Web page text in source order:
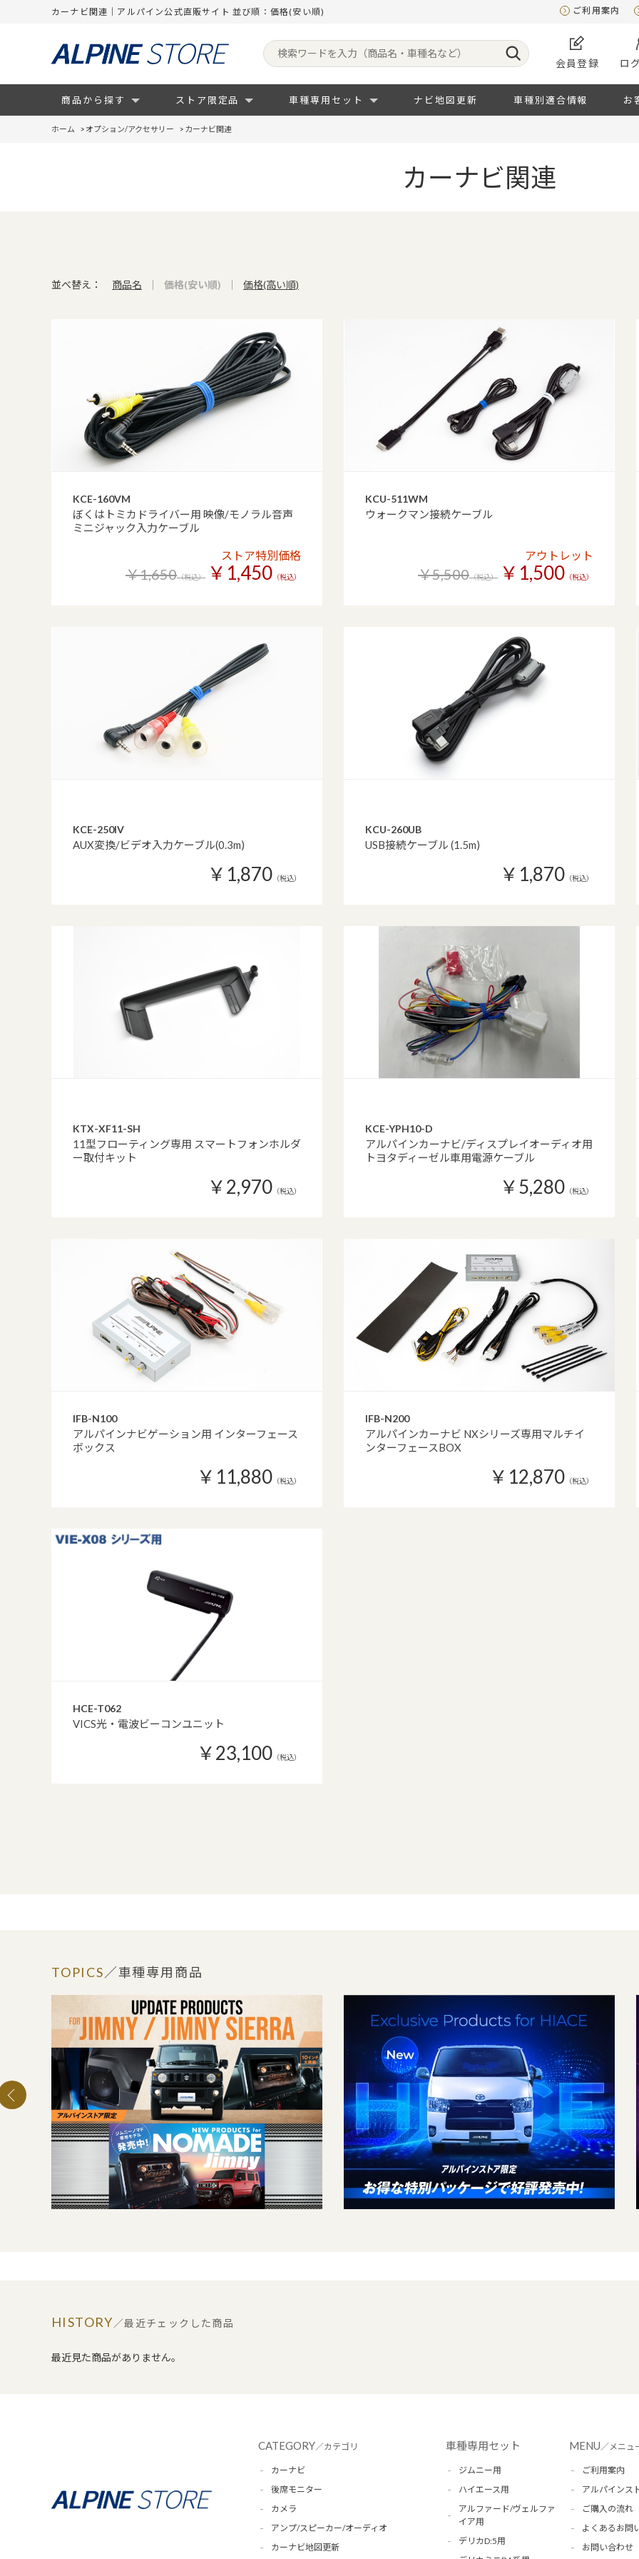
カーナビ関連｜アルパイン公式直販サイト 並び順：価格(安い順) ご利用案内
会員登録 ロ
商品から探す ストア限定品 車種専用セット ナビ地図更新 車種別適合情報 お
ホーム > オプション/アクセサリー > カーナビ関連
カーナビ関連
並べ替え： 商品名 価格(安い順) 価格(高い順)
KCE-160VM
ぼくはトミカドライバー用 映像/モノラル音声
ミニジャック入力ケーブル
ストア特別価格
￥1,650（税込） ￥1,450 （税込）
KCU-511WM
ウォークマン接続ケーブル
アウトレット
￥5,500（税込） ￥1,500 （税込）
KCE-250IV
AUX変換/ビデオ入力ケーブル(0.3m)
￥1,870 （税込）
KCU-260UB
USB接続ケーブル (1.5m)
￥1,870 （税込）
KTX-XF11-SH
11型フローティング専用 スマートフォンホルダ
ー取付キット
￥2,970 （税込）
KCE-YPH10-D
アルパインカーナビ/ディスプレイオーディオ用
トヨタディーゼル車用電源ケーブル
￥5,280 （税込）
IFB-N100
アルパインナビゲーション用 インターフェース
ボックス
￥11,880 （税込）
IFB-N200
アルパインカーナビ NXシリーズ専用マルチイ
ンターフェースBOX
￥12,870 （税込）
HCE-T062
VICS光・電波ビーコンユニット
￥23,100 （税込）
TOPICS ／車種専用商品
HISTORY／最近チェックした商品
最近見た商品がありません。
CATEGORY／カテゴリ
カーナビ
後席モニター
カメラ
アンプ/スピーカー/オーディオ
カーナビ地図更新
車種専用セット
ジムニー用
ハイエース用
アルファード/ヴェルファ
イア用
デリカD:5用
MENU／メニュ
ご利用案内
アルパインス
ご購入の流れ
よくあるお問
お問い合わせ